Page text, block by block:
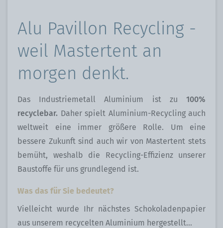
Alu Pavillon Recycling -
weil Mastertent an
morgen denkt.
Das Industriemetall Aluminium ist zu 100%
recyclebar. Daher spielt Aluminium-Recycling auch
weltweit eine immer größere Rolle. Um eine
bessere Zukunft sind auch wir von Mastertent stets
bemüht, weshalb die Recycling-Effizienz unserer
Baustoffe für uns grundlegend ist.
Was das für Sie bedeutet?
Vielleicht wurde Ihr nächstes Schokoladenpapier
aus unserem recycelten Aluminium hergestellt...